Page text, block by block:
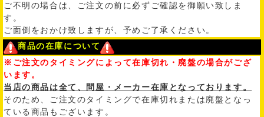
ご不明の場合は、ご注文の前に必ずご確認を御願い致しま
す。
ご面倒をおかけ致しますが、予めご了承ください。
商品の在庫について
※ご注文のタイミングによって在庫切れ・廃盤の場合がござ
います。
当店の商品は全て、問屋・メーカー在庫となっております。
そのため、ご注文のタイミングで在庫切れまたは廃盤となっ
ている商品もございます。